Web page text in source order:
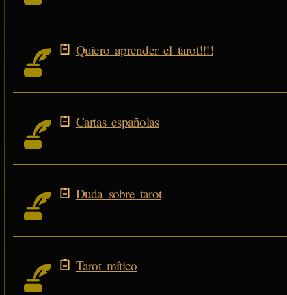
Quiero aprender el tarot!!!!
Cartas españolas
Duda sobre tarot
Tarot mítico